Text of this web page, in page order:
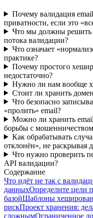
Почему валидация
приватности, если это
Что мы должны решить
потока валидации?
Что означает
практике?
Почему простого
недостаточно?
Нужно ли нам вообще
Стоит ли хранить
Что безопасно
«пролить» email?
Можно ли хранить
борьбы с
Как обрабатывать
отклонён», не раскрывая
Что нужно проверить
API валидации?
Содержание
Что идёт не так с
данныхОпределите цели
базойШаблоны
рискПроект хранения:
сложнымОграниченное